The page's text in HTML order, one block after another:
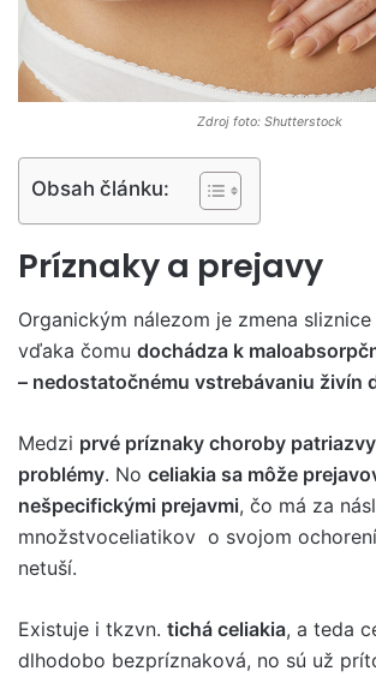
Zdroj foto: Shutterstock
Obsah článku:
Príznaky a prejavy
Organickým nálezom je zmena
vďaka čomu dochádza k
– nedostatočnému vstrebávaniu živín
Medzi prvé príznaky choroby
problémy. No celiakia sa môže
nešpecifickými prejavmi, čo má za
množstvoceliatikov o svojom
netuší.
Existuje i tkzvn. tichá celiakia, a teda
dlhodobo bezpríznaková, no sú už